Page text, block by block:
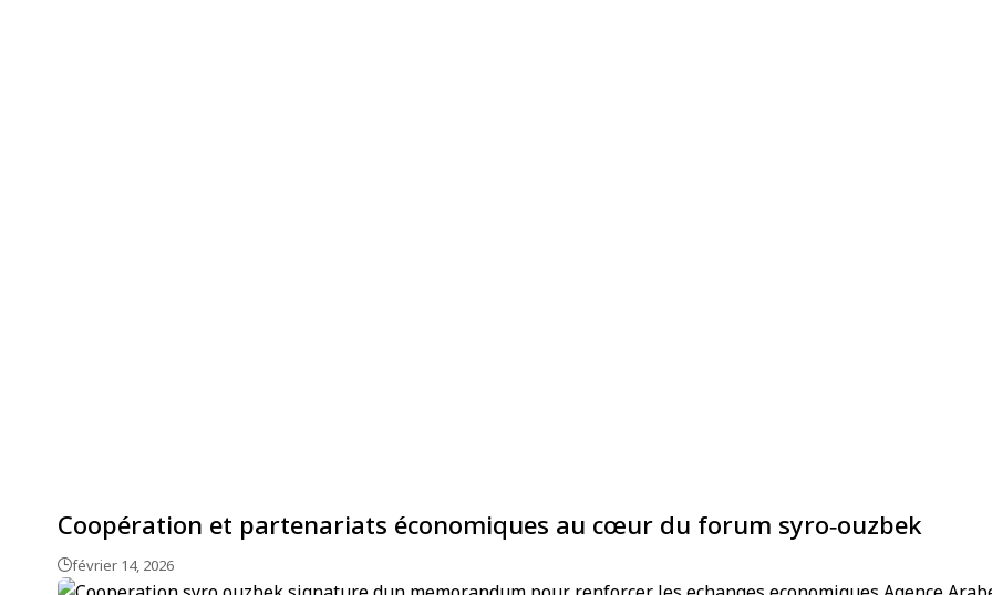
Coopération et partenariats économiques au cœur du forum syro‑ouzbek
février 14, 2026